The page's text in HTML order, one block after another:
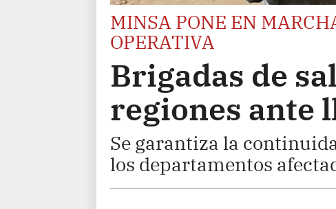
MINSA PONE EN
OPERATIVA
Brigadas de
regiones ante
Se garantiza la
los departamentos